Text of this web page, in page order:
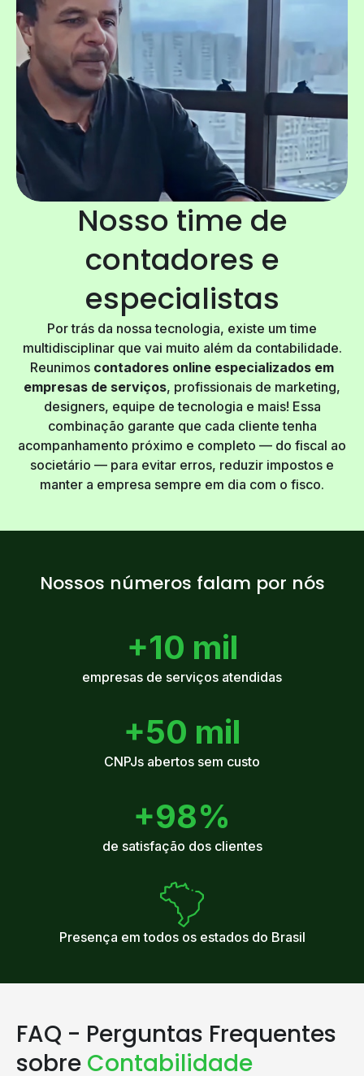
Nosso time de
contadores e
especialistas
Por trás da nossa tecnologia, existe um time
multidisciplinar que vai muito além da contabilidade.
Reunimos contadores online especializados em
empresas de serviços, profissionais de marketing,
designers, equipe de tecnologia e mais! Essa
combinação garante que cada cliente tenha
acompanhamento próximo e completo — do fiscal ao
societário — para evitar erros, reduzir impostos e
manter a empresa sempre em dia com o fisco.
Nossos números falam por nós
+10 mil
empresas de serviços atendidas
+50 mil
CNPJs abertos sem custo
+98%
de satisfação dos clientes
Presença em todos os estados do Brasil
FAQ - Perguntas Frequentes
sobre Contabilidade